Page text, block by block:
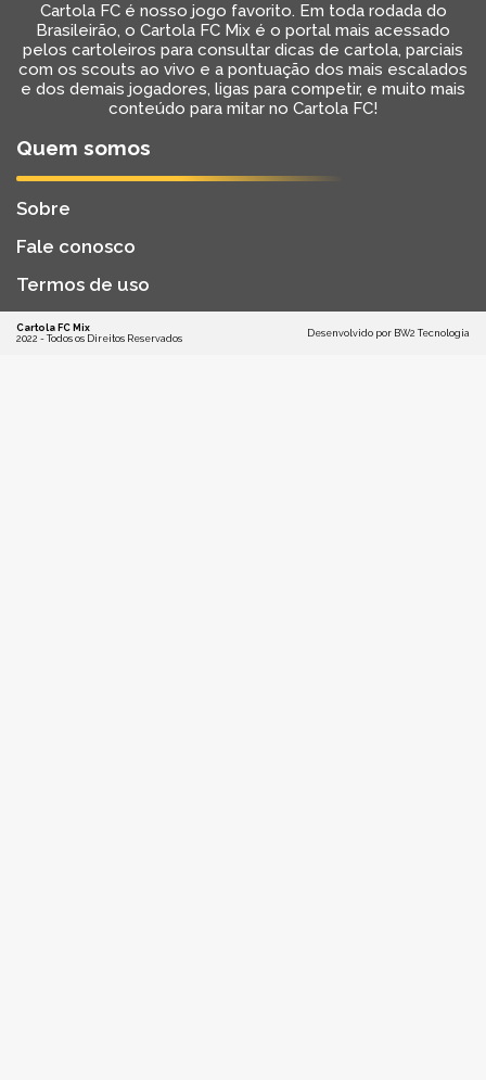
Cartola FC é nosso jogo favorito. Em toda rodada do
Brasileirão, o Cartola FC Mix é o portal mais acessado
pelos cartoleiros para consultar dicas de cartola, parciais
com os scouts ao vivo e a pontuação dos mais escalados
e dos demais jogadores, ligas para competir, e muito mais
conteúdo para mitar no Cartola FC!
Quem somos
Sobre
Fale conosco
Termos de uso
Cartola FC Mix
2022 - Todos os Direitos Reservados
Desenvolvido por BW2 Tecnologia